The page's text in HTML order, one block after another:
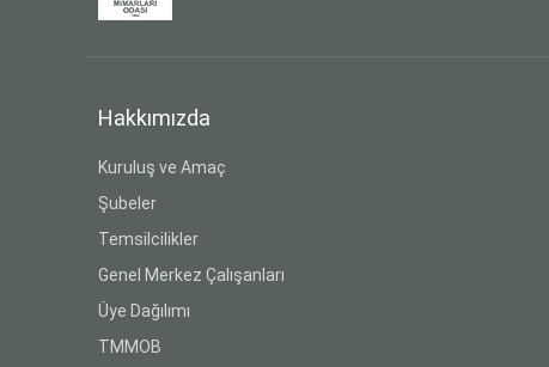
Hakkımızda
Kuruluş ve Amaç
Şubeler
Temsilcilikler
Genel Merkez Çalışanları
Üye Dağılımı
TMMOB